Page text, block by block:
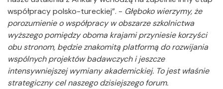
współpracy polsko-tureckiej”. - Głęboko wierzymy, że
porozumienie o współpracy w obszarze szkolnictwa
wyższego pomiędzy oboma krajami przyniesie korzyści
obu stronom, będzie znakomitą platformą do rozwijania
wspólnych projektów badawczych i jeszcze
intensywniejszej wymiany akademickiej. To jest właśnie
strategiczny cel naszego dzisiejszego forum.